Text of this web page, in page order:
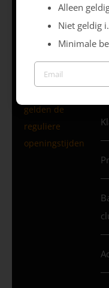
gelden de
reguliere
openingstijden
Alleen
Niet geldig
Minimale